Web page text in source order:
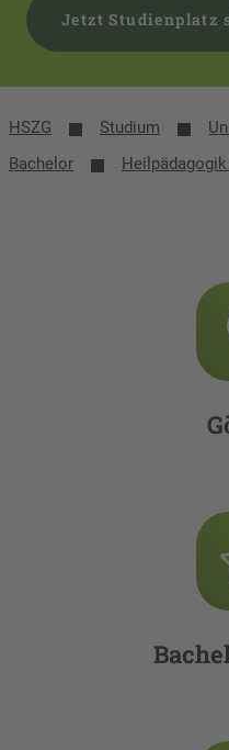
Jetzt Studienplatz
HSZG Studium
Bachelor